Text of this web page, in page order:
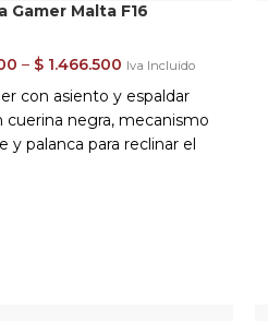
Gamer Malta F16
– $ 1.466.500 Iva Incluido
con asiento y espaldar
cuerina negra, mecanismo
y palanca para reclinar el